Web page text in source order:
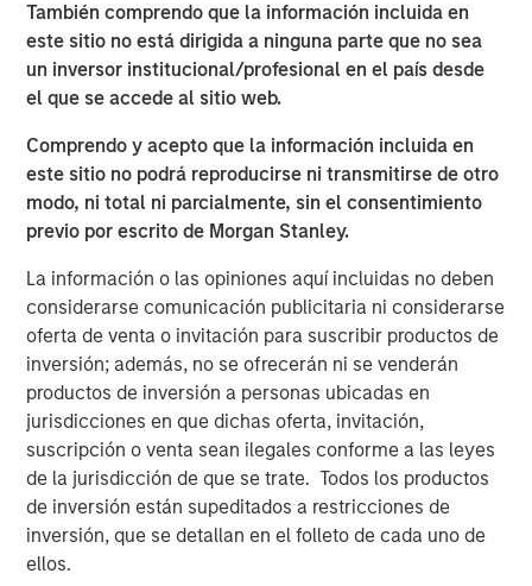
También comprendo que la información incluida en
este sitio no está dirigida a ninguna parte que no sea
un inversor institucional/profesional en el país desde
el que se accede al sitio web.
Comprendo y acepto que la información incluida en
este sitio no podrá reproducirse ni transmitirse de otro
modo, ni total ni parcialmente, sin el consentimiento
previo por escrito de Morgan Stanley.
La información o las opiniones aquí incluidas no deben
considerarse comunicación publicitaria ni considerarse
oferta de venta o invitación para suscribir productos de
inversión; además, no se ofrecerán ni se venderán
productos de inversión a personas ubicadas en
jurisdicciones en que dichas oferta, invitación,
suscripción o venta sean ilegales conforme a las leyes
de la jurisdicción de que se trate. Todos los productos
de inversión están supeditados a restricciones de
inversión, que se detallan en el folleto de cada uno de
ellos.
estas empresas tan diferentes deberían seguir teniendo
altas barreras de entrada y, en muchos casos, ya han
aprovechado las oportunidades que ofrece la IA
avanzada.
Creemos que vale la pena buscar aquellos
subsectores o nichos que ofrezcan tanto
resiliencia como oportunidades de
crecimiento estructural a largo plazo.
Las apariencias engañan
La palabra “industrial” evoca imágenes de fábricas,
chimeneas y cadenas de montaje. De hecho, los bienes
de capital representan más del 70% de la capitalización
bursátil del sector. Sin embargo, nuestras posiciones en
el sector industrial tienden a desafiar ese estereotipo,
con un fuerte sesgo hacia los servicios profesionales de
bajo capital. Por ejemplo, además de RELX y Experian,
que se analizan con más detalle a continuación,
Broadridge Financial Solutions proporciona